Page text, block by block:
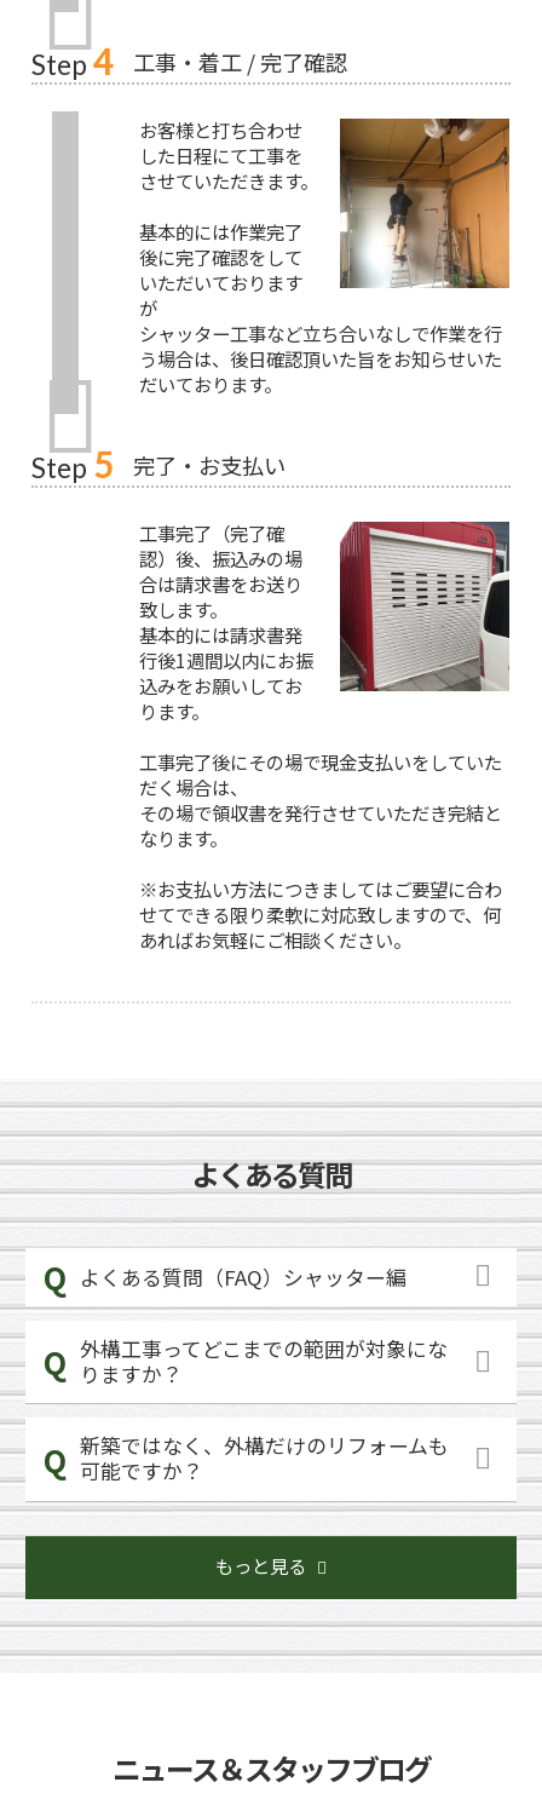
Step 4 工事・着工 / 完了確認
お客様と打ち合わせ
した日程にて工事を
させていただきます。
基本的には作業完了
後に完了確認をして
いただいております
が
シャッター工事など立ち合いなしで作業を行
う場合は、後日確認頂いた旨をお知らせいた
だいております。
Step 5 完了・お支払い
工事完了（完了確
認）後、振込みの場
合は請求書をお送り
致します。
基本的には請求書発
行後1週間以内にお振
込みをお願いしてお
ります。
工事完了後にその場で現金支払いをしていた
だく場合は、
その場で領収書を発行させていただき完結と
なります。
※お支払い方法につきましてはご要望に合わ
せてできる限り柔軟に対応致しますので、何
あればお気軽にご相談ください。
よくある質問
よくある質問（FAQ）シャッター編
外構工事ってどこまでの範囲が対象にな
りますか？
新築ではなく、外構だけのリフォームも
可能ですか？
もっと見る
ニュース＆スタッフブログ